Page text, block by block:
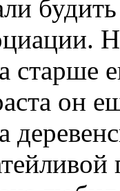
старше
он